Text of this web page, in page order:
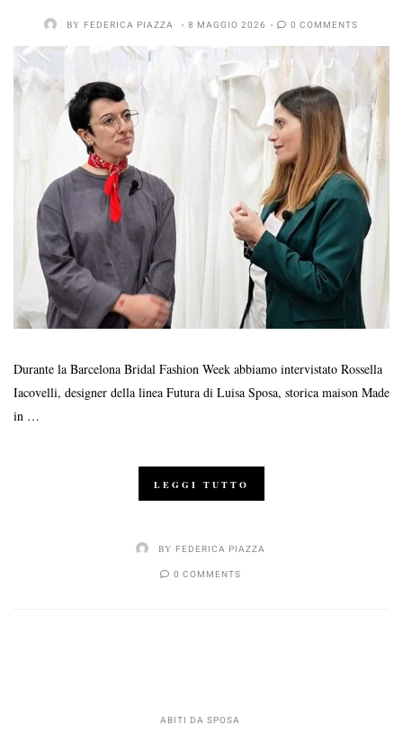
BY FEDERICA PIAZZA 8 MAGGIO 2026 0 COMMENTS
Durante la Barcelona Bridal Fashion Week abbiamo intervistato Rossella
Iacovelli, designer della linea Futura di Luisa Sposa, storica maison Made
in …
LEGGI TUTTO
BY FEDERICA PIAZZA
0 COMMENTS
ABITI DA SPOSA